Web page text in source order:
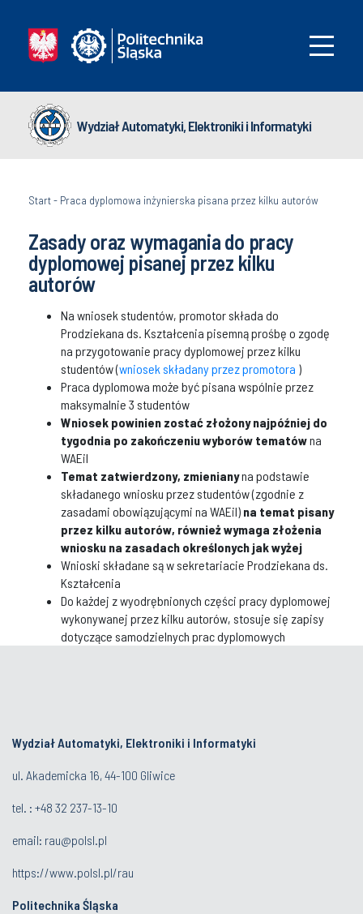
Wydział Automatyki, Elektroniki i Informatyki
Start- Praca dyplomowa inżynierska pisana przez kilku autorów
Zasady oraz wymagania do pracy
dyplomowej pisanej przez kilku
autorów
Na wniosek studentów, promotor składa do
Prodziekana ds. Kształcenia pisemną prośbę o zgodę
na przygotowanie pracy dyplomowej przez kilku
studentów (wniosek składany przez promotora )
Praca dyplomowa może być pisana wspólnie przez
maksymalnie 3 studentów
Wniosek powinien zostać złożony najpóźniej do
tygodnia po zakończeniu wyborów tematówna
WAEiI
Temat zatwierdzony, zmienianyna podstawie
składanego wniosku przez studentów (zgodnie z
zasadami obowiązującymi na WAEiI) na temat pisany
przez kilku autorów, również wymaga złożenia
wniosku na zasadach określonych jak wyżej
Wnioski składane są w sekretariacie Prodziekana ds.
Kształcenia
Do każdej z wyodrębnionych części pracy dyplomowej
wykonywanej przez kilku autorów, stosuje się zapisy
dotyczące samodzielnych prac dyplomowych
Wydział Automatyki, Elektroniki i Informatyki
ul. Akademicka 16, 44-100 Gliwice
tel. : +48 32 237-13-10
email: rau@polsl.pl
https://www.polsl.pl/rau
Politechnika Śląska